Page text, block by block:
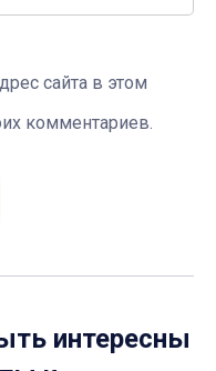
сайта в этом
комментариев.
интересны